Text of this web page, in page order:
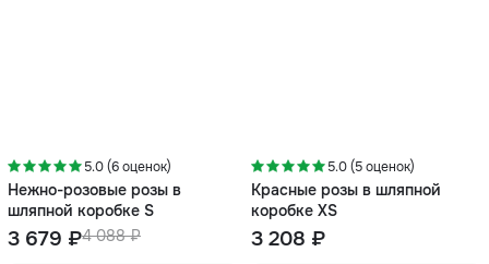
5.0 (6 оценок)
Нежно-розовые розы в
шляпной коробке S
4 088 ₽
3 679 ₽
5.0 (5 оценок)
Красные розы в шляпной
коробке XS
3 208 ₽